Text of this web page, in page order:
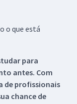
o que está
para
antes. Com
de profissionais
chance de